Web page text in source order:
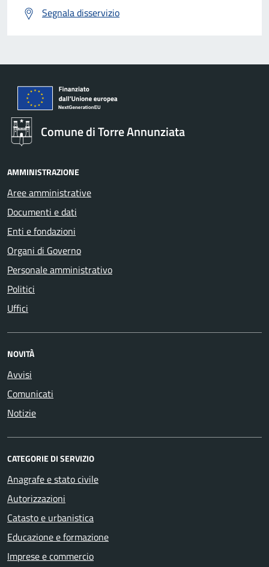
Segnala disservizio
Comune di Torre Annunziata
AMMINISTRAZIONE
Aree amministrative
Documenti e dati
Enti e fondazioni
Organi di Governo
Personale amministrativo
Politici
Uffici
NOVITÀ
Avvisi
Comunicati
Notizie
CATEGORIE DI SERVIZIO
Anagrafe e stato civile
Autorizzazioni
Catasto e urbanistica
Educazione e formazione
Imprese e commercio